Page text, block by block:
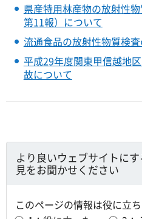
県産特用林産物の放射性
第11報）について
流通食品の放射性物質検
平成29年度関東甲信越地
故について
より良いウェブサイトに
見をお聞かせください
このページの情報は役に立